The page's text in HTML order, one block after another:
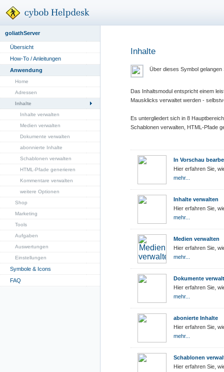
goliathServer
Übersicht
How-To / Anleitungen
Anwendung
Home
Adressen
Inhalte
Inhalte verwalten
Medien verwalten
Dokumente verwalten
abonnierte Inhalte
Schablonen verwalten
HTML-Pfade generieren
Kommentare verwalten
weitere Optionen
Shop
Marketing
Tools
Aufgaben
Auswertungen
Einstellungen
Symbole & Icons
FAQ
Inhalte
Über dieses Symbol gelangen
Das Inhaltsmodul entspricht einem
Mausklicks verwaltet werden -
Es untergliedert sich in 8
Schablonen verwalten, HTML-Pfade
In Vorschau
Hier erfahren Sie,
mehr...
Inhalte verwalten
Hier erfahren Sie,
mehr...
Medien verwalten
Hier erfahren Sie,
mehr...
Dokumente
Hier erfahren Sie,
mehr...
abonierte Inhalte
Hier erfahren Sie,
mehr...
Schablonen
Hier erfahren Sie,